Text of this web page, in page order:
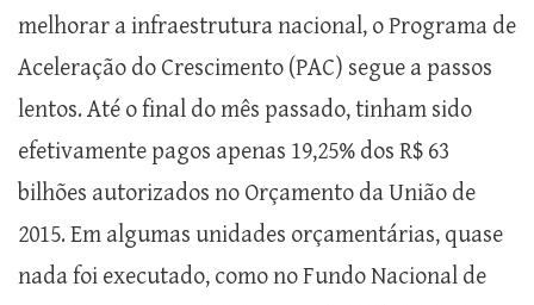
melhorar a infraestrutura nacional, o Programa de
Aceleração do Crescimento (PAC) segue a passos
lentos. Até o final do mês passado, tinham sido
efetivamente pagos apenas 19,25% dos R$ 63
bilhões autorizados no Orçamento da União de
2015. Em algumas unidades orçamentárias, quase
nada foi executado, como no Fundo Nacional de